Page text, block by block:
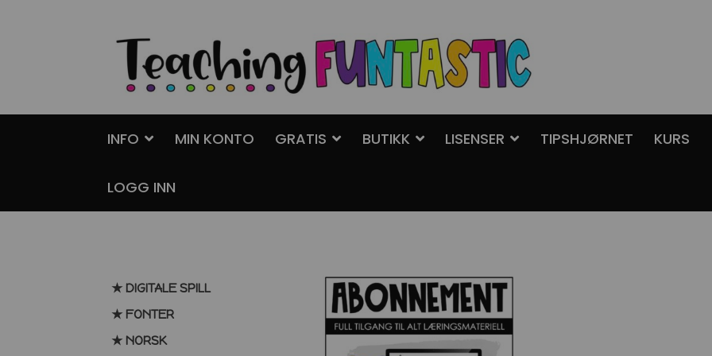
Hopp
navigasjon
Hopp
innhold
INFO MIN KONTO GRATIS BUTIKK LISENSER TIPSHJØRNET KURS
LOGG INN
★ DIGITALE SPILL
★ FONTER
★ NORSK